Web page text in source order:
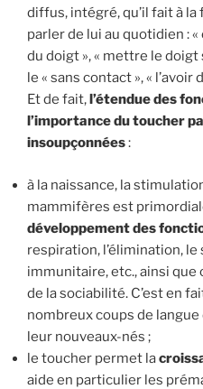
diffus, intégré, qu’il fait à
parler de lui au quotidien :
du doigt », « mettre le doigt
le « sans contact », « l’avoir
Et de fait, l’étendue des
l’importance du toucher
insoupçonnées:
à la naissance, la
mammifères est
développement des
respiration, l’élimination,
immunitaire, etc., ainsi que
de la sociabilité. C’est en
nombreux coups de
leur nouveaux-nés ;
le toucher permet la
aide en particulier les